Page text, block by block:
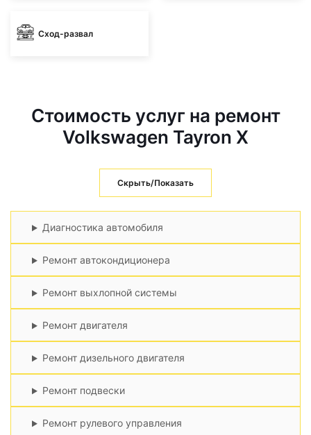
Сход-развал
Стоимость услуг на ремонт
Volkswagen Tayron X
Скрыть/Показать
Диагностика автомобиля
Ремонт автокондиционера
Ремонт выхлопной системы
Ремонт двигателя
Ремонт дизельного двигателя
Ремонт подвески
Ремонт рулевого управления